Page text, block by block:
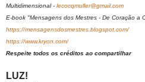
Multidimensional - lecocqmuller@gmail.com
E-book "Mensagens dos Mestres - De Coração a
https://mensagensdosmestres.blogspot.com/
https://www.kryon.com/
Respeite todos os créditos ao compartilhar
LUZ!